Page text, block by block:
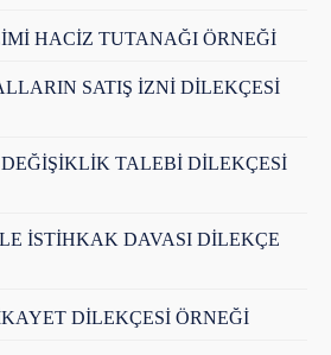
HACİZ TUTANAĞI ÖRNEĞİ
SATIŞ İZNİ DİLEKÇESİ
TALEBİ DİLEKÇESİ
İSTİHKAK DAVASI DİLEKÇE
DİLEKÇESİ ÖRNEĞİ